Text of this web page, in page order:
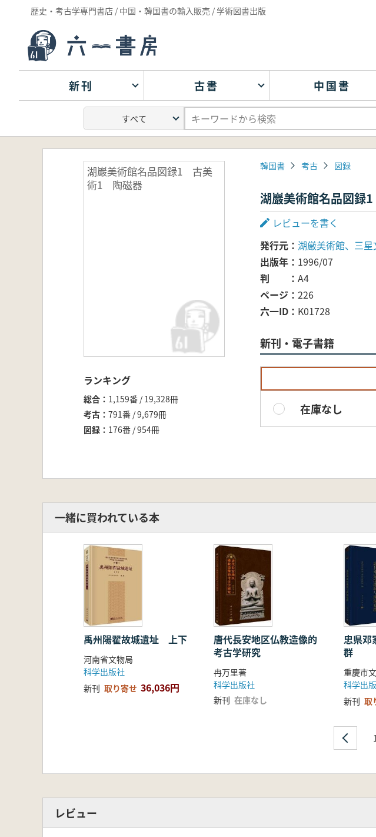
歴史・考古学専門書店 / 中国・韓国書の輸入販売 / 学術図書出版
新刊 古書 中国書
湖巖美術館名品図録1 古美
術1 陶磁器
ランキング
総合
1,159番 / 19,328冊
考古
791番 / 9,679冊
図録
176番 / 954冊
韓国書 考古 図録
湖巖美術館名品図
レビューを書く
発行元
湖厳美術館、三星
出版年
1996/07
判
A4
ページ
226
六一ID
K01728
新刊・電子書籍
在庫なし
一緒に買われている本
禹州陽翟故城遺址 上下
河南省文物局
科学出版社
新刊 取り寄せ 36,036円
唐代長安地区仏教造像的
考古学研究
冉万里著
科学出版社
新刊 在庫なし
忠県邓
群
科学出
新刊 取
レビュー